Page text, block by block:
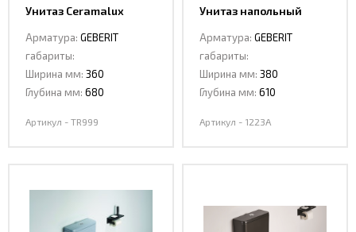
Унитаз Ceramalux
напольный
Арматура: GEBERIT
габариты:
Ширина мм: 360
Глубина мм: 680
Артикул - TR999
Унитаз напольный
Арматура: GEBERIT
габариты:
Ширина мм: 380
Глубина мм: 610
Артикул - 1223A